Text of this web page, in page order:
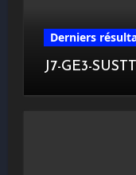
Derniers
J7-GE3-